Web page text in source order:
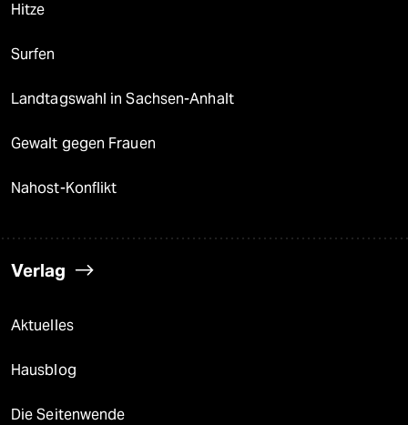
Hitze
Surfen
Landtagswahl in Sachsen-Anhalt
Gewalt gegen Frauen
Nahost-Konflikt
Verlag
Aktuelles
Hausblog
Die Seitenwende